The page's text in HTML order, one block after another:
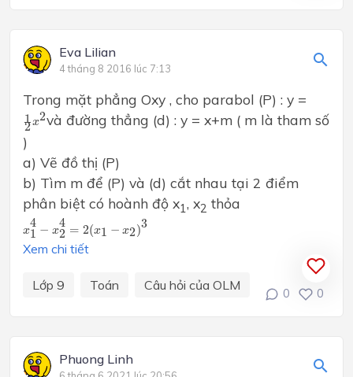
Eva Lilian
4 tháng 8 2016 lúc 7:13
Trong mặt phẳng Oxy , cho parabol (P) : y =
1
2x2
1 xvà đường thẳng (d) : y = x+m ( m là tham số
)
a) Vẽ đồ thị (P)
b) Tìm m để (P) và (d) cắt nhau tại 2 điểm
phân biệt có hoành độ x1 , x2 thỏa
x
4
1 − x
4
2 = 2(x1 − x2)3
1 2
3
Xem chi tiết
Lớp 9 Toán Câu hỏi của OLM
0 0
Phuong Linh